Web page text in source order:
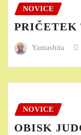
NOVICE
PRIČETEK
Yamashita
NOVICE
OBISK